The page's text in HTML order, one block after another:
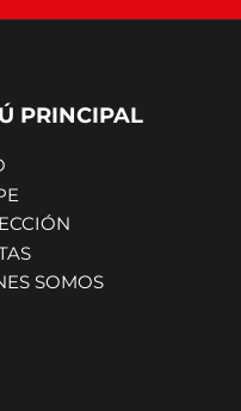
PRINCIPAL
SOMOS